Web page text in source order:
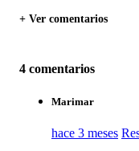
+ Ver comentarios
4 comentarios
Marimar
hace 3 meses